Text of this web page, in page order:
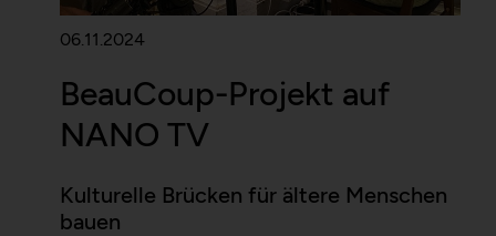
06.11.2024
BeauCoup-Projekt auf
NANO TV
Kulturelle Brücken für ältere Menschen
bauen